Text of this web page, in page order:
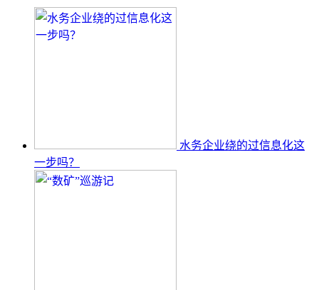
水务企业绕的过信息化这
一步吗？